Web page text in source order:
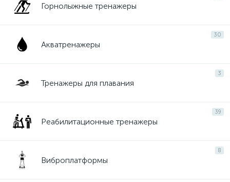
Горнолыжные тренажеры
30
Акватренажеры
3
Тренажеры для плавания
39
Реабилитационные тренажеры
8
Виброплатформы